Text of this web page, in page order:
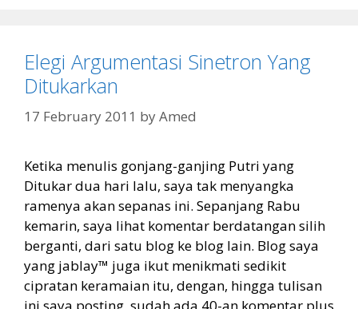
Elegi Argumentasi Sinetron Yang
Ditukarkan
17 February 2011 byAmed
Ketika menulis gonjang-ganjing Putri yang
Ditukar dua hari lalu, saya tak menyangka
ramenya akan sepanas ini. Sepanjang Rabu
kemarin, saya lihat komentar berdatangan silih
berganti, dari satu blog ke blog lain. Blog saya
yang jablay™ juga ikut menikmati sedikit
cipratan keramaian itu, dengan, hingga tulisan
ini saya posting, sudah ada 40-an komentar plus